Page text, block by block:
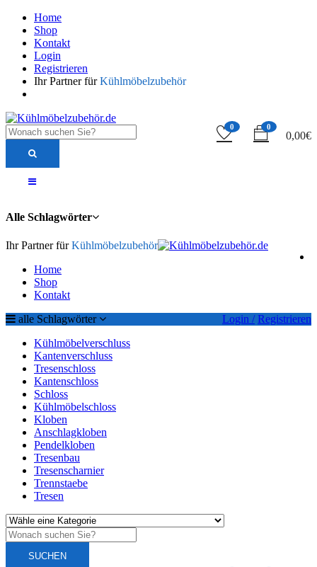
Home
Shop
Kontakt
Login
Registrieren
Ihr Partner fürKühlmöbelzubehör
0
0,00€
0
Alle Schlagwörter
Ihr Partner fürKühlmöbelzubehör
Home
Shop
Kontakt
Login / Registrieren
alle Schlagwörter
Kühlmöbelverschluss
Kantenverschluss
Tresenschloss
Kantenschloss
Schloss
Kühlmöbelschloss
Kloben
Anschlagkloben
Pendelkloben
Tresenbau
Tresenscharnier
Trennstaebe
Tresen
SUCHEN